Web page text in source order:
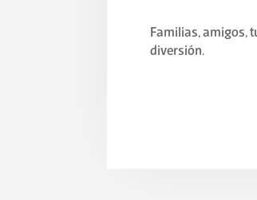
Familias, amigos,
diversión.